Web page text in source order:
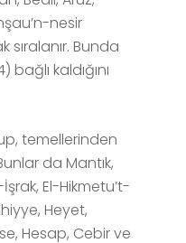
nesir
Bunda
bağlı kaldığını
temellerinden
da Mantık,
El-Hikmetu’t-
Heyet,
Hesap, Cebir ve